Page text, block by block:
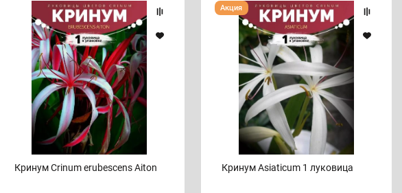
Crinum
erubescens
Кринум Crinum erubescens Aiton
Кринум
Asiaticum
луковица
Кринум Asiaticum 1 луковица
Акция